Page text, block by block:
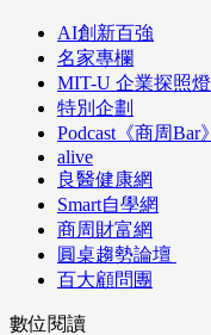
AI創新百強
名家專欄
MIT-U 企業探照燈
特別企劃
Podcast《商周Bar》
alive
良醫健康網
Smart自學網
商周財富網
圓桌趨勢論壇
百大顧問團
數位閱讀